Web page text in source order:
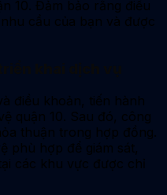
10. Đảm bảo rằng điều
cầu của bạn và được
điều khoản, tiến hành
quận 10. Sau đó, công
thuận trong hợp đồng.
phù hợp để giám sát,
các khu vực được chỉ